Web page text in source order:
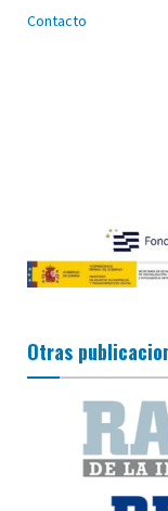
Contacto
Otras